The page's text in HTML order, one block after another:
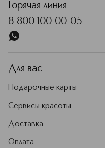
Горячая линия
8-800-100-00-05
Для вас
Подарочные карты
Сервисы красоты
Доставка
Оплата